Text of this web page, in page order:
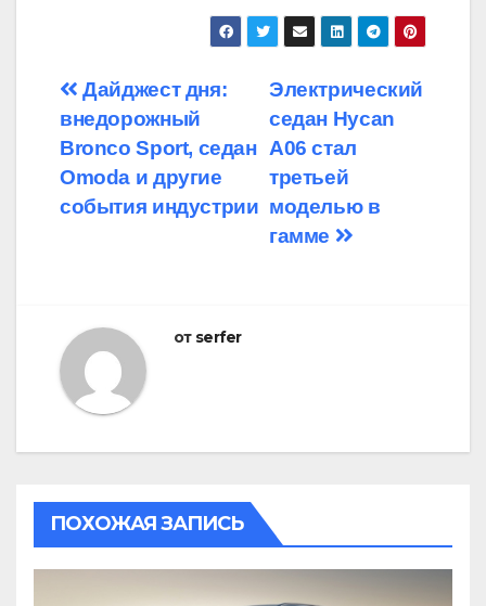
Навигация
по
записям
Электрический
седан Hycan
A06 стал
третьей
моделью в
гамме
Дайджест дня:
внедорожный
Bronco Sport, седан
Omoda и другие
события индустрии
от serfer
ПОХОЖАЯ ЗАПИСЬ